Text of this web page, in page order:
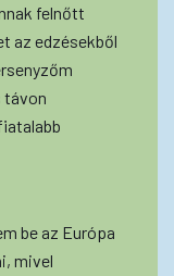
felnőtt
az edzésekből
távon
be az Európa
mivel